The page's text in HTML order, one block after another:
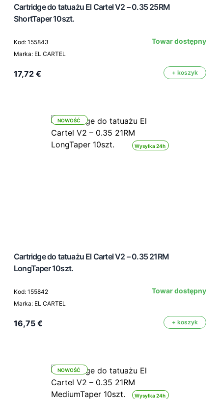
Cartridge do tatuażu El Cartel V2 – 0.35 25RM
ShortTaper 10szt.
Kod: 155843
Marka: EL CARTEL
Towar dostępny
17,72 € + koszyk
Wysyłka 24h
NOWOŚĆ
Cartridge do tatuażu El Cartel V2 – 0.35 21RM
LongTaper 10szt.
Kod: 155842
Marka: EL CARTEL
Towar dostępny
16,75 € + koszyk
Wysyłka 24h
NOWOŚĆ